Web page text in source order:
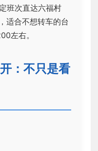
班次直达六福村
适合不想转车的台
左右。
：不只是看